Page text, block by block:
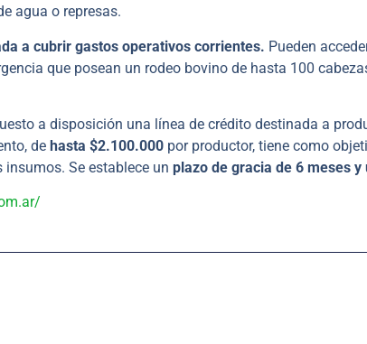
agua o represas.
a cubrir gastos operativos corrientes. Pueden
que posean un rodeo bovino de hasta 100
a disposición una línea de crédito destinada a
de hasta $2.100.000 por productor, tiene como
Se establece un plazo de gracia de 6 meses